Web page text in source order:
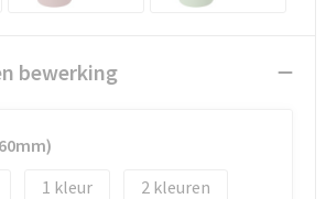
bewerking
1
2